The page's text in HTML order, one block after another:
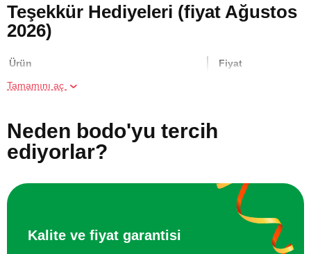
Teşekkür Hediyeleri (fiyat Ağustos
2026)
Ürün Fiyat
İki Kişi için Ormanda At Gezisi
Gezisi
8750 TL
Tamamını aç
Neden bodo'yu tercih
ediyorlar?
Kalite ve fiyat garantisi